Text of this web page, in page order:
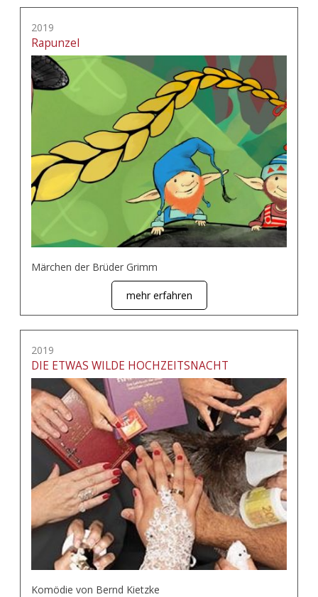
2019
Rapunzel
Märchen der Brüder Grimm
mehr erfahren
2019
DIE ETWAS WILDE HOCHZEITSNACHT
Komödie von Bernd Kietzke